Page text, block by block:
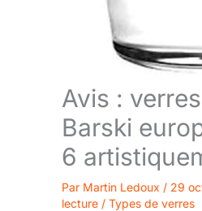
Avis :
Barski
6
Par Martin Ledoux / 29
lecture / Types de verres